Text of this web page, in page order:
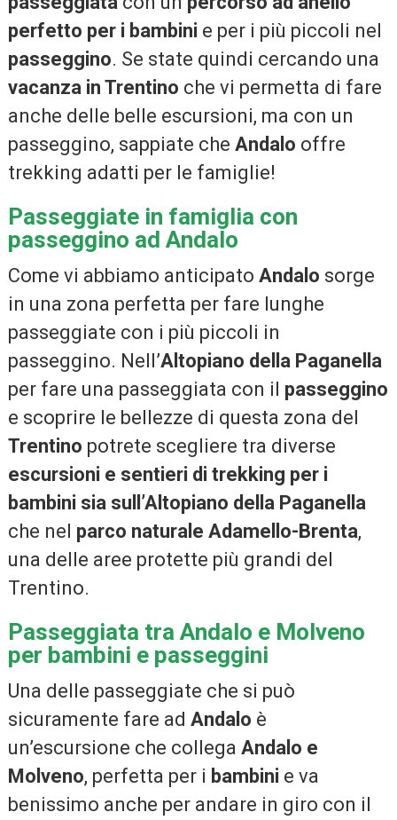
perfetto per i bambini e per i più piccoli nel
passeggino. Se state quindi cercando una
vacanza in Trentino che vi permetta di fare
anche delle belle escursioni, ma con un
passeggino, sappiate che Andalo offre
trekking adatti per le famiglie!
Passeggiate in famiglia con
passeggino ad Andalo
Come vi abbiamo anticipato Andalo sorge
in una zona perfetta per fare lunghe
passeggiate con i più piccoli in
passeggino. Nell’Altopiano della Paganella
per fare una passeggiata con il passeggino
e scoprire le bellezze di questa zona del
Trentino potrete scegliere tra diverse
escursioni e sentieri di trekking per i
bambini sia sull’Altopiano della Paganella
che nel parco naturale Adamello-Brenta,
una delle aree protette più grandi del
Trentino.
Passeggiata tra Andalo e Molveno
per bambini e passeggini
Una delle passeggiate che si può
sicuramente fare ad Andalo è
un’escursione che collega Andalo e
Molveno, perfetta per i bambini e va
benissimo anche per andare in giro con il